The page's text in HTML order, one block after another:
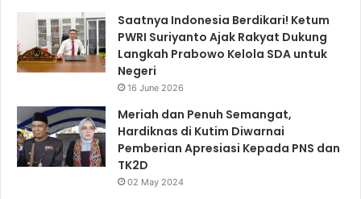
Saatnya Indonesia Berdikari! Ketum
PWRI Suriyanto Ajak Rakyat Dukung
Langkah Prabowo Kelola SDA untuk
Negeri
16 June 2026
Meriah dan Penuh Semangat,
Hardiknas di Kutim Diwarnai
Pemberian Apresiasi Kepada PNS dan
TK2D
02 May 2024